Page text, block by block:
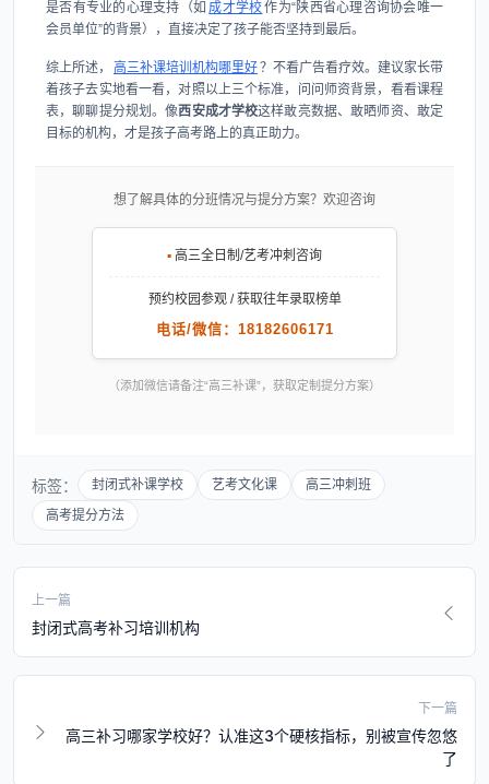
是否有专业的心理支持（如 成才学校作为“陕西省心理咨询协会唯一
会员单位”的背景），直接决定了孩子能否坚持到最后。
综上所述， 高三补课培训机构哪里好？不看广告看疗效。建议家长带
着孩子去实地看一看，对照以上三个标准，问问师资背景，看看课程
表，聊聊提分规划。像西安成才学校这样敢亮数据、敢晒师资、敢定
目标的机构，才是孩子高考路上的真正助力。
想了解具体的分班情况与提分方案？欢迎咨询
▪ 高三全日制/艺考冲刺咨询
预约校园参观 / 获取往年录取榜单
电话/微信：18182606171
（添加微信请备注“高三补课”，获取定制提分方案）
标签： 封闭式补课学校 艺考文化课
高三冲刺班
高考提分方法
上一篇
封闭式高考补习培训机构
下一篇
高三补习哪家学校好？认准这3个硬核指标，别被宣传忽悠
了